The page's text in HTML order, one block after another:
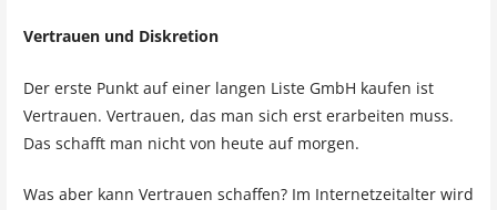
Vertrauen und Diskretion
Der erste Punkt auf einer langen Liste GmbH kaufen ist
Vertrauen. Vertrauen, das man sich erst erarbeiten muss.
Das schafft man nicht von heute auf morgen.
Was aber kann Vertrauen schaffen? Im Internetzeitalter wird